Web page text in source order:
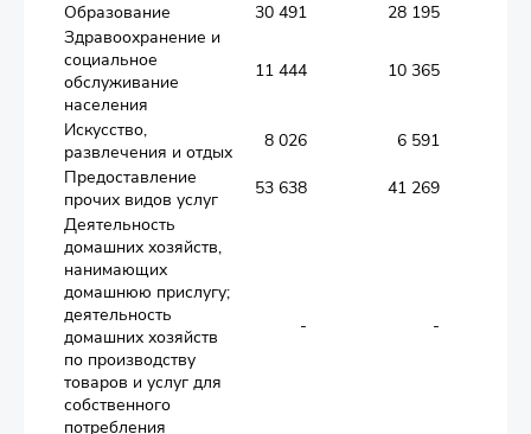
Образование 30 491 28 195
Здравоохранение и
социальное
обслуживание
населения
11 444 10 365
Искусство,
развлечения и отдых
8 026 6 591
Предоставление
прочих видов услуг
53 638 41 269
Деятельность
домашних хозяйств,
нанимающих
домашнюю прислугу;
деятельность
домашних хозяйств
по производству
товаров и услуг для
собственного
потребления
- -